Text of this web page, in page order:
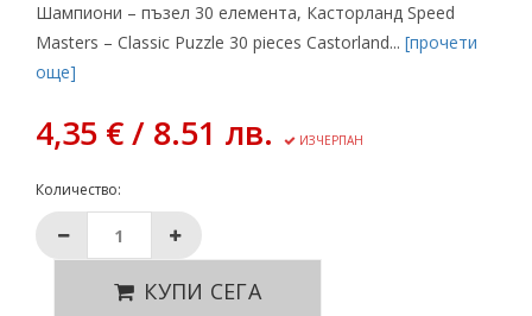
Шампиони – пъзел 30 елемента, Касторланд Speed
Masters – Classic Puzzle 30 pieces Castorland... [прочети
още]
4,35 € / 8.51 лв. ИЗЧЕРПАН
Количество:
КУПИ СЕГА